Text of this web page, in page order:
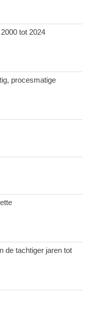
tot 2024
procesmatige
de tachtiger jaren tot